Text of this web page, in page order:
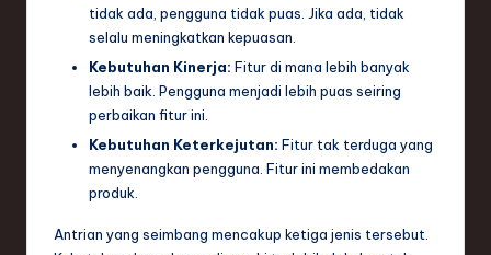
tidak ada, pengguna tidak puas. Jika ada, tidak
selalu meningkatkan kepuasan.
Kebutuhan Kinerja: Fitur di mana lebih banyak
lebih baik. Pengguna menjadi lebih puas seiring
perbaikan fitur ini.
Kebutuhan Keterkejutan: Fitur tak terduga yang
menyenangkan pengguna. Fitur ini membedakan
produk.
Antrian yang seimbang mencakup ketiga jenis tersebut.